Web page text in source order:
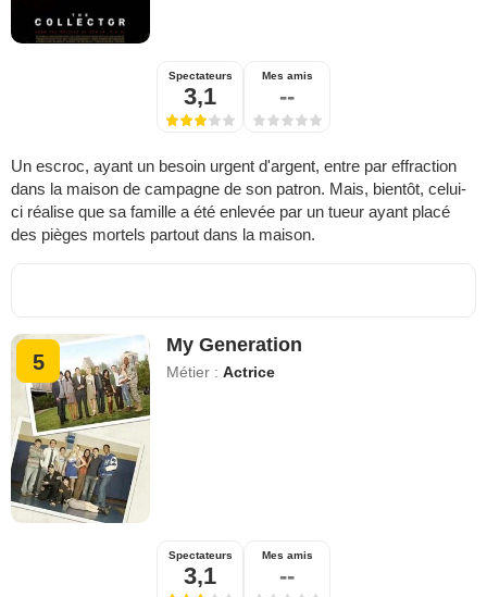
Spectateurs
3,1
Mes amis
--
Un escroc, ayant un besoin urgent d'argent, entre par effraction
dans la maison de campagne de son patron. Mais, bientôt, celui-
ci réalise que sa famille a été enlevée par un tueur ayant placé
des pièges mortels partout dans la maison.
5
My Generation
Métier :Actrice
Spectateurs
3,1
Mes amis
--